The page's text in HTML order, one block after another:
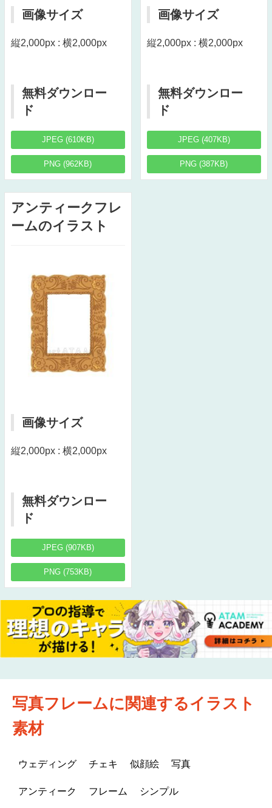
画像サイズ
縦2,000px : 横2,000px
無料ダウンロー
ド
JPEG (610KB)
PNG (962KB)
画像サイズ
縦2,000px : 横2,000px
無料ダウンロー
ド
JPEG (407KB)
PNG (387KB)
アンティークフレ
ームのイラスト
画像サイズ
縦2,000px : 横2,000px
無料ダウンロー
ド
JPEG (907KB)
PNG (753KB)
写真フレームに関連するイラスト
素材
ウェディング チェキ 似顔絵 写真
アンティーク フレーム シンプル